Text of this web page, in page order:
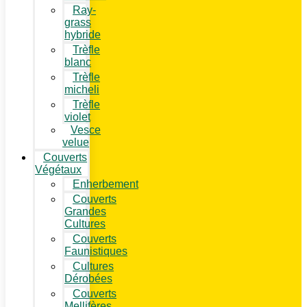
Ray-
grass
hybride
Trèfle
blanc
Trèfle
micheli
Trèfle
violet
Vesce
velue
Couverts
Végétaux
Enherbement
Couverts
Grandes
Cultures
Couverts
Faunistiques
Cultures
Dérobées
Couverts